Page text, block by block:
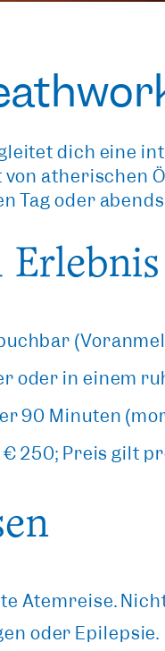
dich eine
ätherischen
Tag oder
Erlebnis
oder in einem
90 Minuten
250; Preis gilt
Atemreise.
oder Epilepsie.